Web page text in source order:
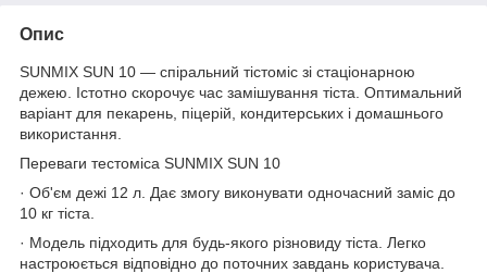
Опис
SUNMIX SUN 10 — спіральний тістоміс зі стаціонарною
дежею. Істотно скорочує час замішування тіста. Оптимальний
варіант для пекарень, піцерій, кондитерських і домашнього
використання.
Переваги тестоміса SUNMIX SUN 10
· Об'єм дежі 12 л. Дає змогу виконувати одночасний заміс до
10 кг тіста.
· Модель підходить для будь-якого різновиду тіста. Легко
настроюється відповідно до поточних завдань користувача.